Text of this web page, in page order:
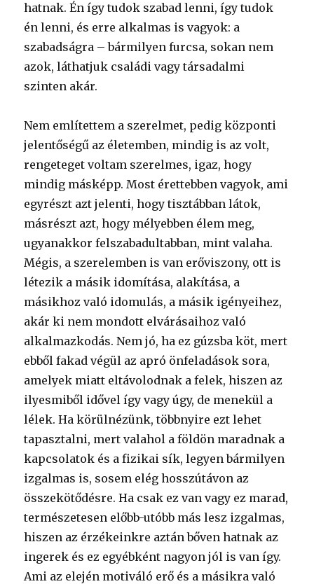
hatnak. Én így tudok szabad lenni, így tudok
én lenni, és erre alkalmas is vagyok: a
szabadságra – bármilyen furcsa, sokan nem
azok, láthatjuk családi vagy társadalmi
szinten akár.
Nem említettem a szerelmet, pedig központi
jelentőségű az életemben, mindig is az volt,
rengeteget voltam szerelmes, igaz, hogy
mindig másképp. Most érettebben vagyok, ami
egyrészt azt jelenti, hogy tisztábban látok,
másrészt azt, hogy mélyebben élem meg,
ugyanakkor felszabadultabban, mint valaha.
Mégis, a szerelemben is van erőviszony, ott is
létezik a másik idomítása, alakítása, a
másikhoz való idomulás, a másik igényeihez,
akár ki nem mondott elvárásaihoz való
alkalmazkodás. Nem jó, ha ez gúzsba köt, mert
ebből fakad végül az apró önfeladások sora,
amelyek miatt eltávolodnak a felek, hiszen az
ilyesmiből idővel így vagy úgy, de menekül a
lélek. Ha körülnézünk, többnyire ezt lehet
tapasztalni, mert valahol a földön maradnak a
kapcsolatok és a fizikai sík, legyen bármilyen
izgalmas is, sosem elég hosszútávon az
összekötődésre. Ha csak ez van vagy ez marad,
természetesen előbb-utóbb más lesz izgalmas,
hiszen az érzékeinkre aztán bőven hatnak az
ingerek és ez egyébként nagyon jól is van így.
Ami az elején motiváló erő és a másikra való